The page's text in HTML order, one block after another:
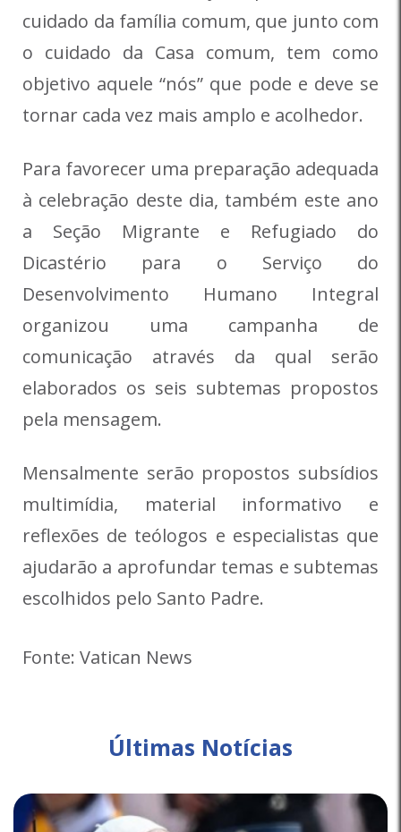
cuidado da família comum, que junto com
o cuidado da Casa comum, tem como
objetivo aquele “nós” que pode e deve se
tornar cada vez mais amplo e acolhedor.
Para favorecer uma preparação adequada
à celebração deste dia, também este ano
a Seção Migrante e Refugiado do
Dicastério para o Serviço do
Desenvolvimento Humano Integral
organizou uma campanha de
comunicação através da qual serão
elaborados os seis subtemas propostos
pela mensagem.
Mensalmente serão propostos subsídios
multimídia, material informativo e
reflexões de teólogos e especialistas que
ajudarão a aprofundar temas e subtemas
escolhidos pelo Santo Padre.
Fonte: Vatican News
Últimas Notícias